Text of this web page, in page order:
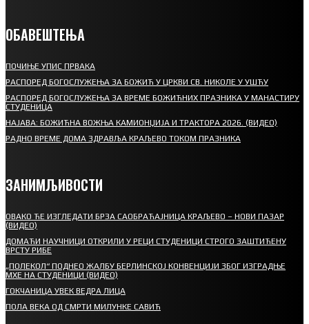
ОБАВЕШТЕЊА
ПОЧИЊЕ УПИС ПРВАКА
РАСПОРЕД БОГОСЛУЖЕЊА ЗА БОЖИЋ У ЦРКВИ СВ. НИКОЛЕ У УШЋУ
РАСПОРЕД БОГОСЛУЖЕЊА ЗА ВРЕМЕ БОЖИЋНИХ ПРАЗНИКА У МАНАСТИРУ
СТУДЕНИЦА
НАЈАВА: БОЖИЋНА ВОЖЊА КАМИОНЏИЈА И ТРАКТОРА 2026. (ВИДЕО)
РАДНО ВРЕМЕ ДОМА ЗДРАВЉА КРАЉЕВО ТОКОМ ПРАЗНИКА
ЗАНИМЉИВОСТИ
ОВАКО ЋЕ ИЗГЛЕДАТИ БРЗА САОБРАЋАЈНИЦА КРАЉЕВО – НОВИ ПАЗАР
(ВИДЕО)
ДОМАЋИ НАУЧНИЦИ ОТКРИЛИ У РЕЦИ СТУДЕНИЦИ СТРОГО ЗАШТИЋЕНУ
ВРСТУ РИБЕ
„ПОЛЕКОЛ“ ПОДНЕО ЖАЛБУ БЕРЛИНСКОЈ КОНВЕНЦИЈИ ЗБОГ ИЗГРАДЊЕ
МХЕ НА СТУДЕНИЦИ (ВИДЕО)
ГОКЧАНИЦА УВЕК ВЕДРА ЛИЦА
ПОЛА ВЕКА ОД СМРТИ МИЛУНКЕ САВИЋ